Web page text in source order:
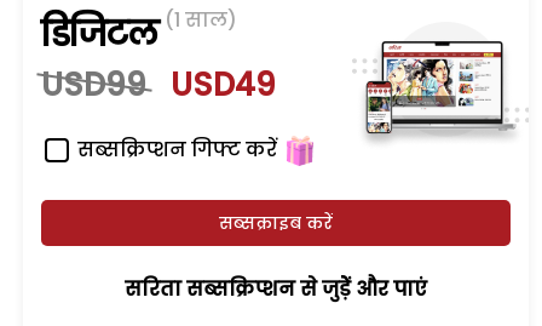
डिजिटल (1 साल)
USD99 USD49
सब्सक्रिप्शन गिफ्ट करें
सब्सक्राइब करें
सरिता सब्सक्रिप्शन से जुड़ेें और पाएं